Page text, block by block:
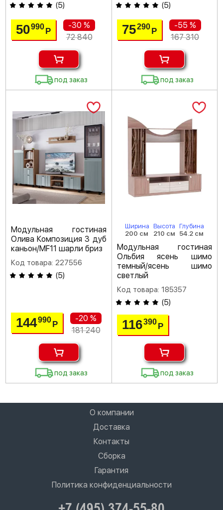
(5)
50990Р
-30 %
72 840
под заказ
(5)
75290 Р
-55 %
167 310
под заказ
Модульная гостиная
Олива Композиция 3 дуб
каньон/MF11 шарли бриз
Код товара: 227556
(5)
144990Р
-20 %
181 240
под заказ
Ширина
200 см
Высота
210 см
Глубина
54.2 см
Модульная гостиная
Ольбия ясень шимо
темный/ясень шимо
светлый
Код товара: 185357
(5)
116390 Р
под заказ
О компании
Доставка
Контакты
Сборка
Гарантия
Политика конфиденциальности